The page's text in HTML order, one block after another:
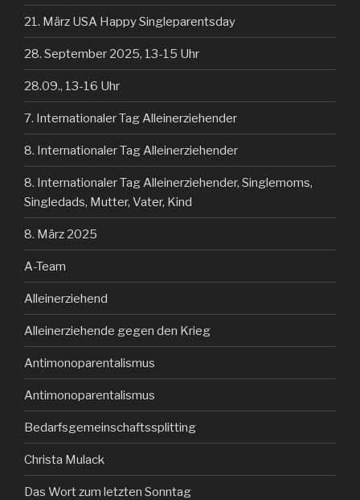
21. März USA Happy Singleparentsday
28. September 2025, 13-15 Uhr
28.09., 13-16 Uhr
7. Internationaler Tag Alleinerziehender
8. Internationaler Tag Alleinerziehender
8. Internationaler Tag Alleinerziehender, Singlemoms,
Singledads, Mutter, Vater, Kind
8. März 2025
A-Team
Alleinerziehend
Alleinerziehende gegen den Krieg
Antimonoparentalismus
Antimonoparentalismus
Bedarfsgemeinschaftssplitting
Christa Mulack
Das Wort zum letzten Sonntag